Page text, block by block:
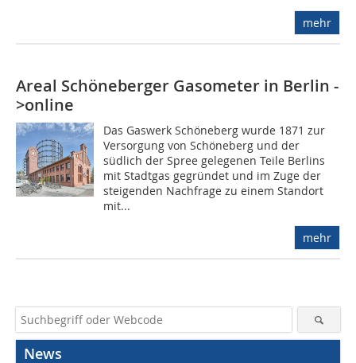
mehr
Areal Schöneberger Gasometer in Berlin -
>online
Das Gaswerk Schöneberg wurde 1871 zur
Versorgung von Schöneberg und der
südlich der Spree gelegenen Teile Berlins
mit Stadtgas gegründet und im Zuge der
steigenden Nachfrage zu einem Standort
mit...
mehr
News